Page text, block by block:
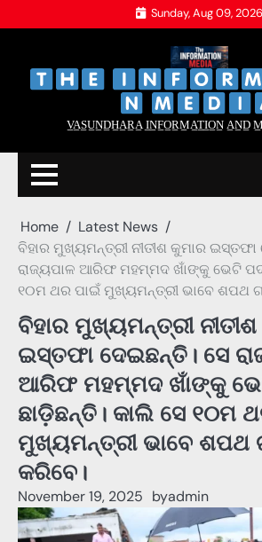
to
Sunday, Aug 09, 2026
V̲A̲S̲U̲N̲D̲H̲A̲R̲A̲ I̲N̲F̲O̲R̲M̲A̲T̲I̲O̲N̲ A̲N̲D̲
Home
Latest News
ବିହାର ମୁଖ୍ୟମନ୍ତ୍ରୀ ନୀତୀଶ କୁମାର ଇସ୍ତଫା
ରାଜ୍ୟପାଳ ଆରିଫ ମହମ୍ମଦ ଖାଁଙ୍କୁ ଭେଟି ପଦ
୧୦ମ ଥର ପାଇଁ ମୁଖ୍ୟମନ୍ତ୍ରୀ ଭାବେ ଶପଥ
ବିହାର ମୁଖ୍ୟମନ୍ତ୍ରୀ
ଇସ୍ତଫା ଦେଇଛନ୍ତି। ସେ
ଆରିଫ ମହମ୍ମଦ ଖାଁଙ୍କୁ
ଛାଡ଼ିଛନ୍ତି। କାଲି ସେ ୧୦ମ
ମୁଖ୍ୟମନ୍ତ୍ରୀ ଭାବେ ଶପଥ
କରିବେ।
November 19, 2025 byadmin